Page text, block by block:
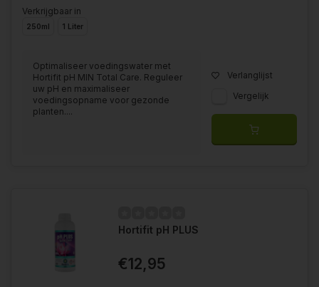
Verkrijgbaar in
250ml 1 Liter
Optimaliseer voedingswater met
Hortifit pH MIN Total Care. Reguleer
uw pH en maximaliseer
voedingsopname voor gezonde
planten....
Verlanglijst
Vergelijk
Hortifit pH PLUS
€12,95